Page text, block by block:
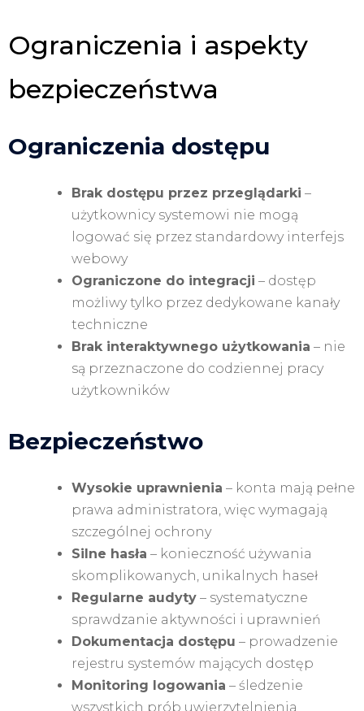
Ograniczenia i aspekty
bezpieczeństwa
Ograniczenia dostępu
Brak dostępu przez przeglądarki –
użytkownicy systemowi nie mogą
logować się przez standardowy interfejs
webowy
Ograniczone do integracji – dostęp
możliwy tylko przez dedykowane kanały
techniczne
Brak interaktywnego użytkowania – nie
są przeznaczone do codziennej pracy
użytkowników
Bezpieczeństwo
Wysokie uprawnienia – konta mają pełne
prawa administratora, więc wymagają
szczególnej ochrony
Silne hasła – konieczność używania
skomplikowanych, unikalnych haseł
Regularne audyty – systematyczne
sprawdzanie aktywności i uprawnień
Dokumentacja dostępu – prowadzenie
rejestru systemów mających dostęp
Monitoring logowania – śledzenie
wszystkich prób uwierzytelnienia